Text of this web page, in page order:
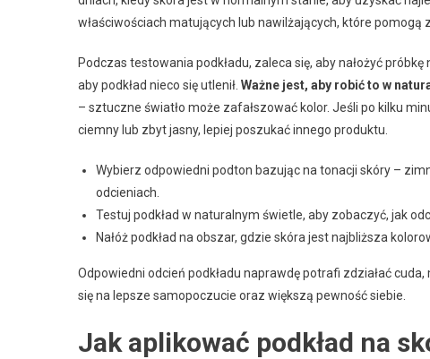
właściwościach matujących lub nawilżających, które pomogą
Podczas testowania podkładu, zaleca się, aby nałożyć
aby podkład nieco się utlenił. Ważne jest, aby robić to w
– sztuczne światło może zafałszować kolor. Jeśli po kilku
ciemny lub zbyt jasny, lepiej poszukać innego produktu.
Wybierz odpowiedni podton bazując na tonacji skóry –
odcieniach.
Testuj podkład w naturalnym świetle, aby zobaczyć, jak
Nałóż podkład na obszar, gdzie skóra jest najbliższa
Odpowiedni odcień podkładu naprawdę potrafi zdziałać
się na lepsze samopoczucie oraz większą pewność siebie.
Jak aplikować podkład na